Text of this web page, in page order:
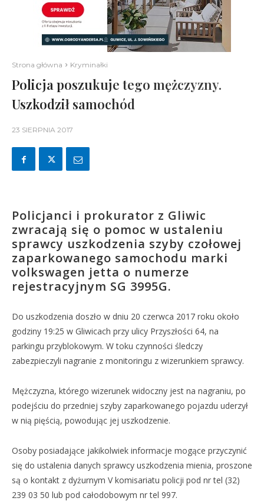
Strona główna Kryminałki
Policja poszukuje tego mężczyzny.
Uszkodził samochód
23 SIERPNIA 2017
Policjanci i prokurator z Gliwic
zwracają się o pomoc w ustaleniu
sprawcy uszkodzenia szyby czołowej
zaparkowanego samochodu marki
volkswagen jetta o numerze
rejestracyjnym SG 3995G.
Do uszkodzenia doszło w dniu 20 czerwca 2017 roku około
godziny 19:25 w Gliwicach przy ulicy Przyszłości 64, na
parkingu przyblokowym. W toku czynności śledczy
zabezpieczyli nagranie z monitoringu z wizerunkiem sprawcy.
Mężczyzna, którego wizerunek widoczny jest na nagraniu, po
podejściu do przedniej szyby zaparkowanego pojazdu uderzył
w nią pięścią, powodując jej uszkodzenie.
Osoby posiadające jakikolwiek informacje mogące przyczynić
się do ustalenia danych sprawcy uszkodzenia mienia, proszone
są o kontakt z dyżurnym V komisariatu policji pod nr tel (32)
239 03 50 lub pod całodobowym nr tel 997.